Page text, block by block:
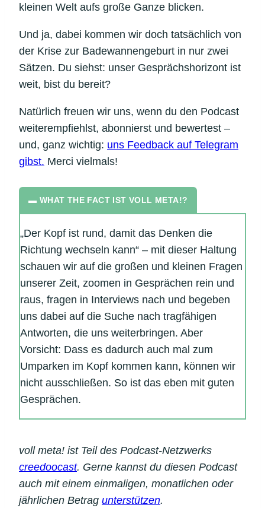
kleinen Welt aufs große Ganze blicken.
Und ja, dabei kommen wir doch tatsächlich von
der Krise zur Badewannengeburt in nur zwei
Sätzen. Du siehst: unser Gesprächshorizont ist
weit, bist du bereit?
Natürlich freuen wir uns, wenn du den Podcast
weiterempfiehlst, abonnierst und bewertest –
und, ganz wichtig: uns Feedback auf Telegram
gibst. Merci vielmals!
▬ WHAT THE FACT IST VOLL META!?
„Der Kopf ist rund, damit das Denken die
Richtung wechseln kann“ – mit dieser Haltung
schauen wir auf die großen und kleinen Fragen
unserer Zeit, zoomen in Gesprächen rein und
raus, fragen in Interviews nach und begeben
uns dabei auf die Suche nach tragfähigen
Antworten, die uns weiterbringen. Aber
Vorsicht: Dass es dadurch auch mal zum
Umparken im Kopf kommen kann, können wir
nicht ausschließen. So ist das eben mit guten
Gesprächen.
voll meta! ist Teil des Podcast-Netzwerks
creedoocast. Gerne kannst du diesen Podcast
auch mit einem einmaligen, monatlichen oder
jährlichen Betrag unterstützen.